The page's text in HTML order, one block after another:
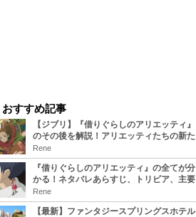
おすすめ記事
【ジブリ】『借りぐらしのアリエッティ』
のその後を解説！アリエッティたちの新た
な住処は？翔の病気は治る？
Rene
『借りぐらしのアリエッティ』の全てが分
かる！ネタバレあらすじ、トリビア、主要
キャラまとめ！
Rene
【最新】ファンタジースプリングスホテル